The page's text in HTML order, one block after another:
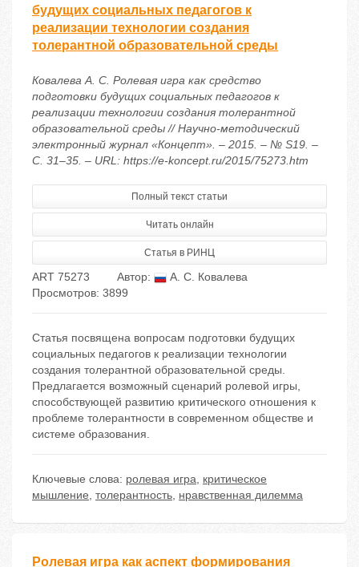
будущих социальных педагогов к
реализации технологии создания
толерантной образовательной среды
Ковалева А. С. Ролевая игра как средство
подготовки будущих социальных педагогов к
реализации технологии создания толерантной
образовательной среды // Научно-методический
электронный журнал «Концепт». – 2015. – № S19. –
С. 31–35. – URL: https://e-koncept.ru/2015/75273.htm
Полный текст статьи
Читать онлайн
Статья в РИНЦ
ART 75273 Автор:
А. С. Ковалева
Просмотров: 3899
Статья посвящена вопросам подготовки будущих
социальных педагогов к реализации технологии
создания толерантной образовательной среды.
Предлагается возможный сценарий ролевой игры,
способствующей развитию критического отношения к
проблеме толерантности в современном обществе и
системе образования.
Ключевые слова: ролевая игра, критическое
мышление, толерантность, нравственная дилемма
Ролевая игра как аспект формирования